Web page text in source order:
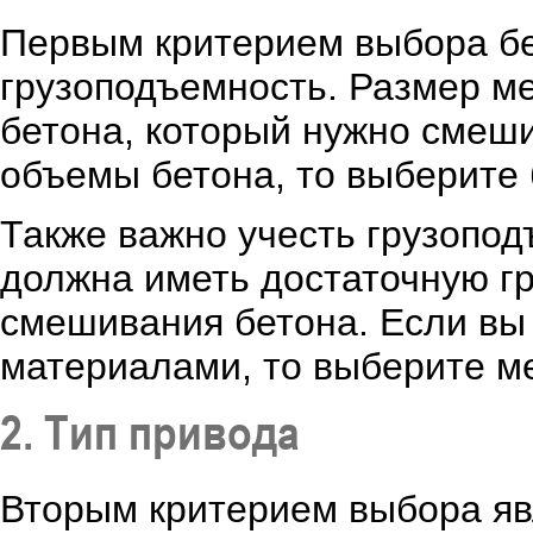
Первым критерием выбора
грузоподъемность. Размер
бетона, который нужно
объемы бетона, то
Также важно учесть
должна иметь достаточную
смешивания бетона. Если
материалами, то выберите
2. Тип привода
Вторым критерием выбора